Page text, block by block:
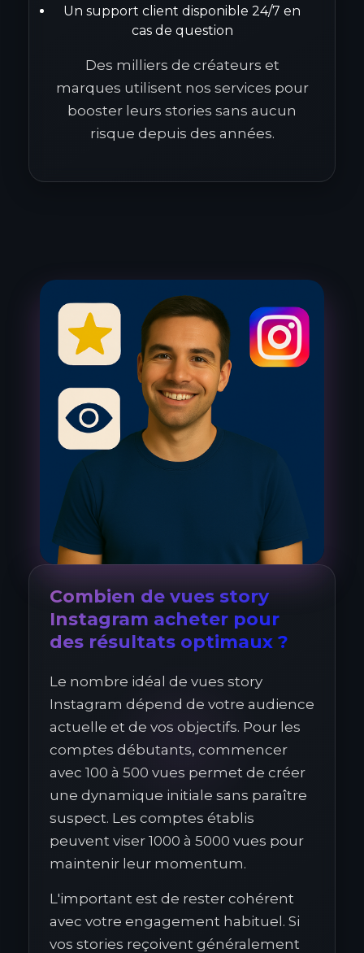
Un support client disponible 24/7 en
cas de question
Des milliers de créateurs et
marques utilisent nos services pour
booster leurs stories sans aucun
risque depuis des années.
Combien de vues story
Instagram acheter pour
des résultats optimaux ?
Le nombre idéal de vues story
Instagram dépend de votre audience
actuelle et de vos objectifs. Pour les
comptes débutants, commencer
avec 100 à 500 vues permet de créer
une dynamique initiale sans paraître
suspect. Les comptes établis
peuvent viser 1000 à 5000 vues pour
maintenir leur momentum.
L'important est de rester cohérent
avec votre engagement habituel. Si
vos stories reçoivent généralement